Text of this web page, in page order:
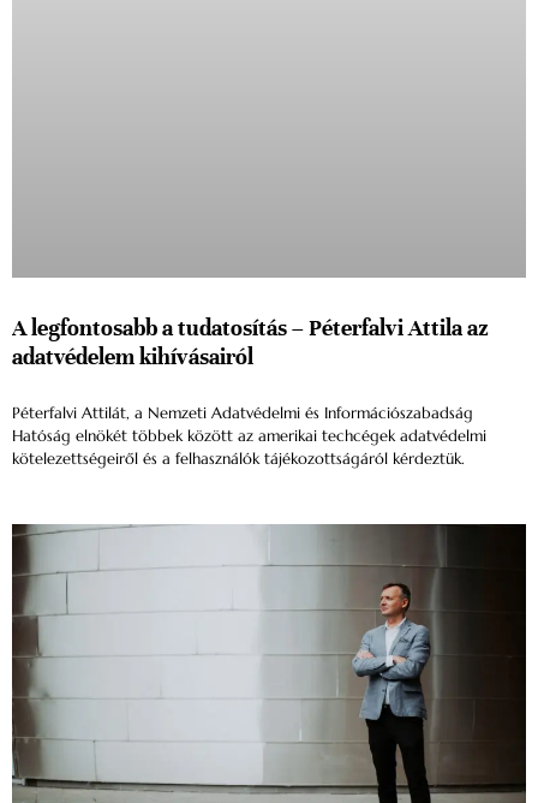
A legfontosabb a tudatosítás – Péterfalvi Attila az
adatvédelem kihívásairól
Péterfalvi Attilát, a Nemzeti Adatvédelmi és Információszabadság
Hatóság elnökét többek között az amerikai techcégek adatvédelmi
kötelezettségeiről és a felhasználók tájékozottságáról kérdeztük.